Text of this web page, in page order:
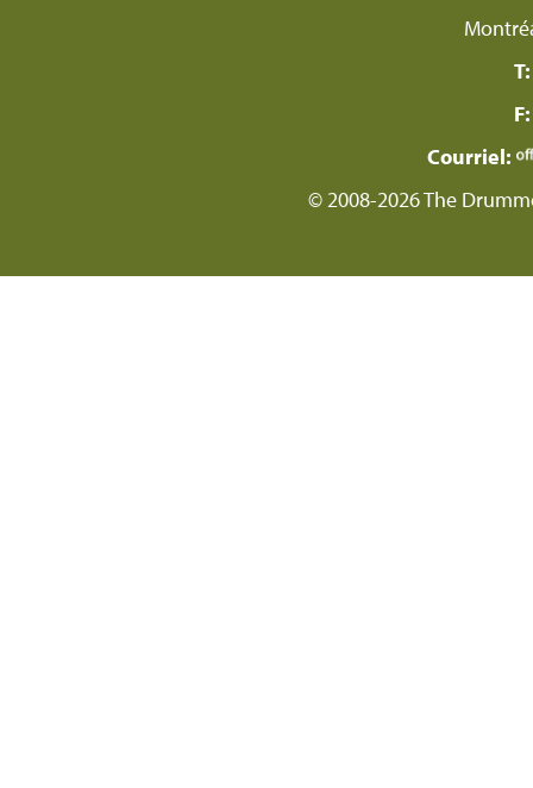
T:
F:
Courriel:
© 2008-2026 The